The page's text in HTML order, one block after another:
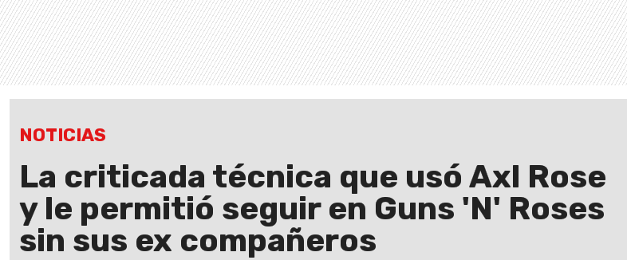
NOTICIAS
La criticada técnica que usó Axl Rose
y le permitió seguir en Guns 'N' Roses
sin sus ex compañeros